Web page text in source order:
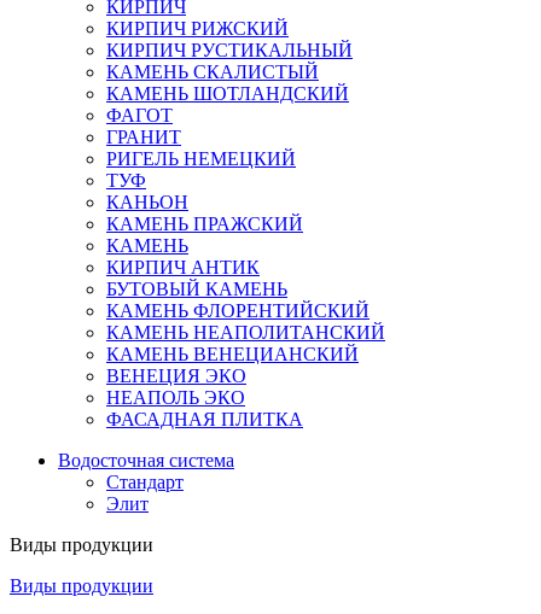
КИРПИЧ
КИРПИЧ РИЖСКИЙ
КИРПИЧ РУСТИКАЛЬНЫЙ
КАМЕНЬ СКАЛИСТЫЙ
КАМЕНЬ ШОТЛАНДСКИЙ
ФАГОТ
ГРАНИТ
РИГЕЛЬ НЕМЕЦКИЙ
ТУФ
КАНЬОН
КАМЕНЬ ПРАЖСКИЙ
КАМЕНЬ
КИРПИЧ АНТИК
БУТОВЫЙ КАМЕНЬ
КАМЕНЬ ФЛОРЕНТИЙСКИЙ
КАМЕНЬ НЕАПОЛИТАНСКИЙ
КАМЕНЬ ВЕНЕЦИАНСКИЙ
ВЕНЕЦИЯ ЭКО
НЕАПОЛЬ ЭКО
ФАСАДНАЯ ПЛИТКА
Водосточная система
Стандарт
Элит
Виды продукции
Виды продукции